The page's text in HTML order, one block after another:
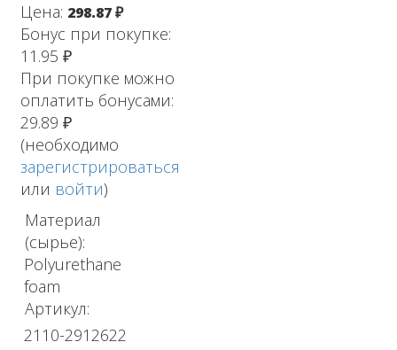
Цена: 298.87 ₽
Бонус при покупке:
11.95 ₽
При покупке можно
оплатить бонусами:
29.89 ₽
(необходимо
зарегистрироваться
или войти)
Материал
(сырье):
Polyurethane
foam
Артикул:
2110-2912622